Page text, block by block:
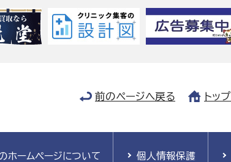
前のページへ戻る トッ
ホームページについて 個人情報保護